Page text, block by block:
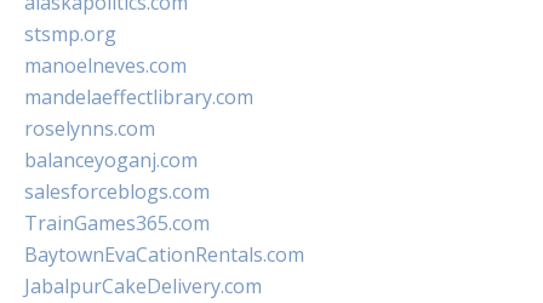
stsmp.org
manoelneves.com
mandelaeffectlibrary.com
roselynns.com
balanceyoganj.com
salesforceblogs.com
TrainGames365.com
BaytownEvaCationRentals.com
JabalpurCakeDelivery.com